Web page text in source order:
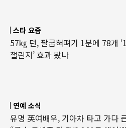
스타 요즘
57㎏ 던, 팔굽혀펴기 1분에 78개
챌린지’ 효과 봤나
연예 소식
유명 英여배우, 기아차 타고 가다